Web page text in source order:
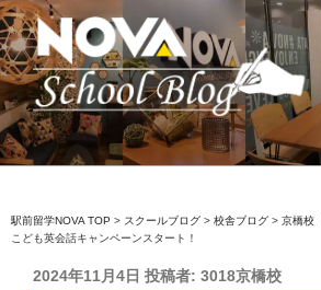
コ
ン
テ
ン
ツ
へ
ス
ッ
プ
駅前留学NOVA【公式
英会話スクール・英会話教室
駅前留学NOVA TOP > スクールブログ > 校舎ブログ > 京橋校
こども英会話キャンペーンスタート！
投
2024年11月4日 投稿者: 3018京橋校